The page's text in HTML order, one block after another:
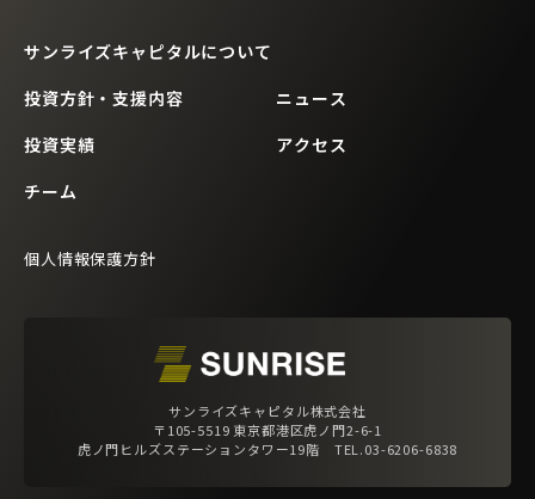
サンライズキャピタルについて
投資方針・支援内容
投資実績
チーム
ニュース
アクセス
個人情報保護方針
サンライズキャピタル株式会社
〒105-5519 東京都港区虎ノ門2-6-1
虎ノ門ヒルズステーションタワー19階 TEL.03-6206-6838